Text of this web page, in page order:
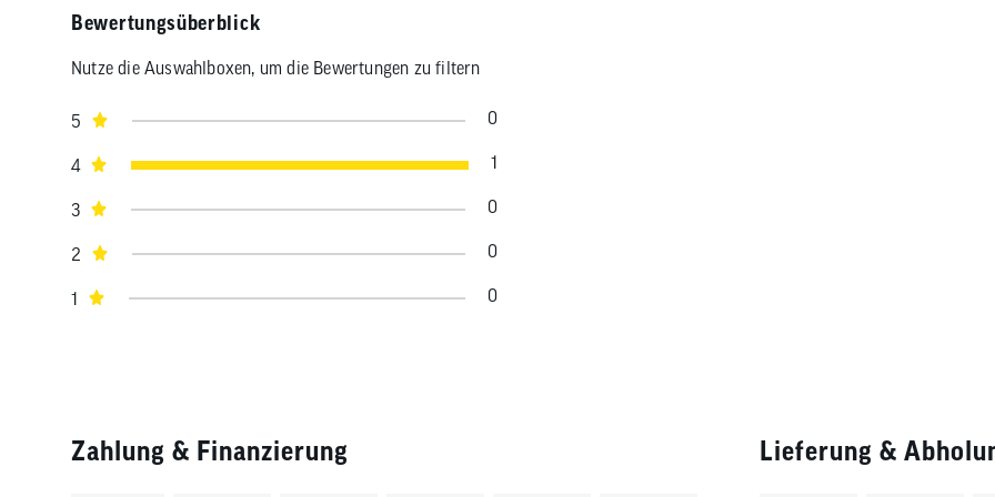
Bewertungsüberblick
Nutze die Auswahlboxen, um die Bewertungen zu filtern
5 0
4 1
3 0
2 0
1 0
Zahlung & Finanzierung Lieferung &